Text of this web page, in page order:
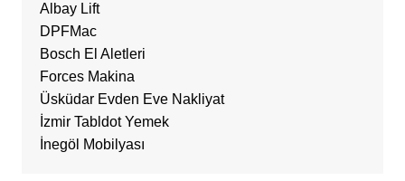
Albay Lift
DPFMac
Bosch El Aletleri
Forces Makina
Üsküdar Evden Eve Nakliyat
İzmir Tabldot Yemek
İnegöl Mobilyası